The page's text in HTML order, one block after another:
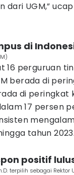
UGM,”
di
16 perguruan
berada di
di peringkat
17 persen
tahun 2023.
positif
terpilih sebagai